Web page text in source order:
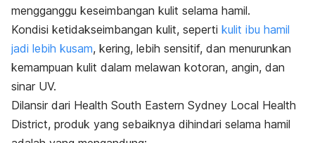
mengganggu keseimbangan kulit selama hamil.
Kondisi ketidakseimbangan kulit, seperti kulit ibu hamil
jadi lebih kusam, kering, lebih sensitif, dan menurunkan
kemampuan kulit dalam melawan kotoran, angin, dan
sinar UV.
Dilansir dari Health South Eastern Sydney Local Health
District, produk yang sebaiknya dihindari selama hamil